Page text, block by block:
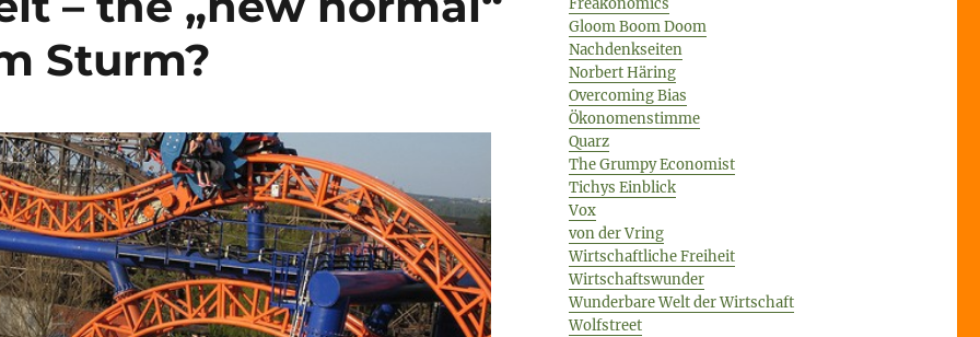
Sturm?
Gloom Boom Doom
Nachdenkseiten
Norbert Häring
Overcoming Bias
Ökonomenstimme
Quarz
The Grumpy Economist
Tichys Einblick
Vox
von der Vring
Wirtschaftliche Freiheit
Wirtschaftswunder
Wunderbare Welt der Wirtschaft
Wolfstreet